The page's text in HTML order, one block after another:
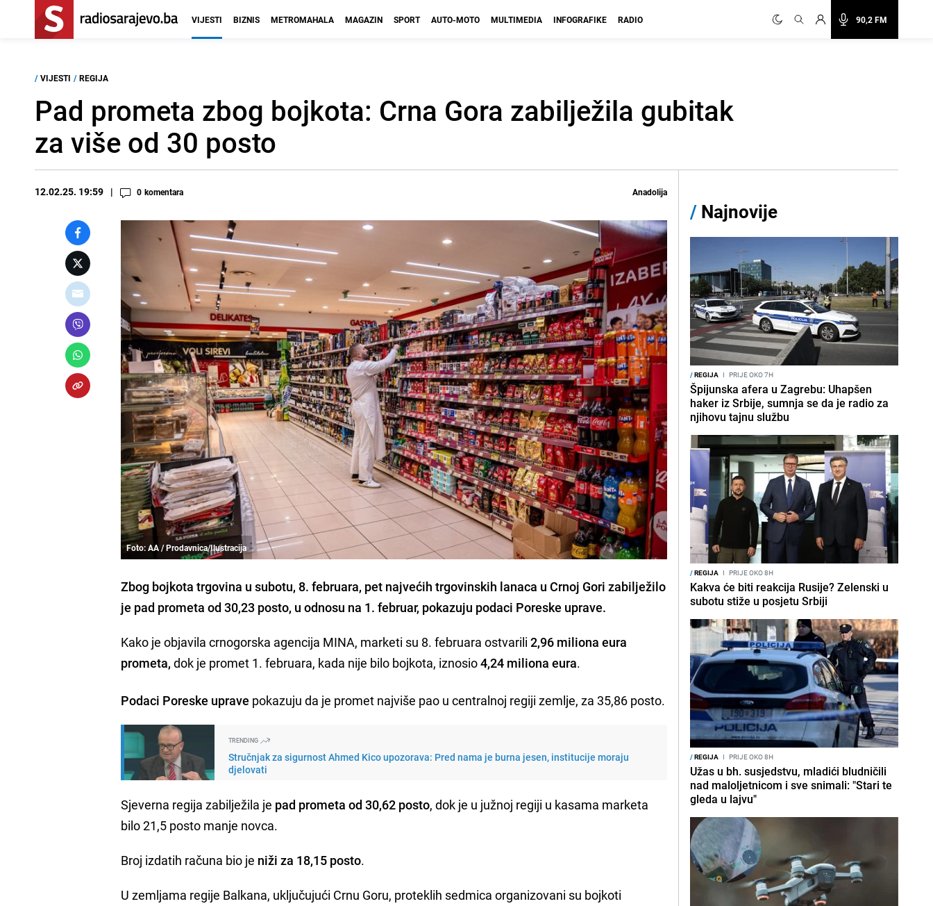
90,2 FM
VIJESTI BIZNIS METROMAHALA MAGAZIN SPORT AUTO-MOTO MULTIMEDIA INFOGRAFIKE RADIO
/ VIJESTI / REGIJA
Pad prometa zbog bojkota: Crna Gora zabilježila gubitak
za više od 30 posto
12.02.25. 19:59 0 komentara Anadolija
Foto: AA / Prodavnica/Ilustracija
Zbog bojkota trgovina u subotu, 8. februara, pet najvećih trgovinskih lanaca u Crnoj Gori zabilježilo
je pad prometa od 30,23 posto, u odnosu na 1. februar, pokazuju podaci Poreske uprave.
Kako je objavila crnogorska agencija MINA, marketi su 8. februara ostvarili2,96 miliona eura
prometa, dok je promet 1. februara, kada nije bilo bojkota, iznosio4,24 miliona eura.
Podaci Poreske uprave pokazuju da je promet najviše pao u centralnoj regiji zemlje, za 35,86 posto.
TRENDING
Stručnjak za sigurnost Ahmed Kico upozorava: Pred nama je burna jesen, institucije moraju
djelovati
Sjeverna regija zabilježila je pad prometa od 30,62 posto, dok je u južnoj regiji u kasama marketa
bilo 21,5 posto manje novca.
Broj izdatih računa bio je niži za 18,15 posto.
U zemljama regije Balkana, uključujući Crnu Goru, proteklih sedmica organizovani su bojkoti
/ Najnovije
/REGIJA I PRIJE OKO 7H
Špijunska afera u Zagrebu: Uhapšen
haker iz Srbije, sumnja se da je radio za
njihovu tajnu službu
/REGIJA I PRIJE OKO 8H
Kakva će biti reakcija Rusije? Zelenski u
subotu stiže u posjetu Srbiji
/REGIJA I PRIJE OKO 8H
Užas u bh. susjedstvu, mladići bludničili
nad maloljetnicom i sve snimali: "Stari te
gleda u lajvu"